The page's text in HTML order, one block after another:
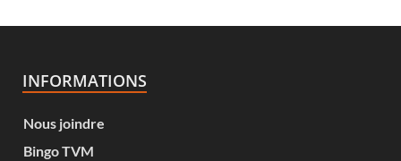
INFORMATIONS
Nous joindre
Bingo TVM